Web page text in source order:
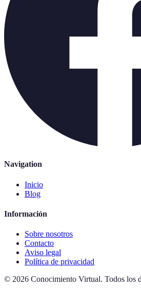
Navigation
Inicio
Blog
Información
Sobre nosotros
Contacto
Aviso legal
Política de privacidad
© 2026 Conocimiento Virtual. Todos los